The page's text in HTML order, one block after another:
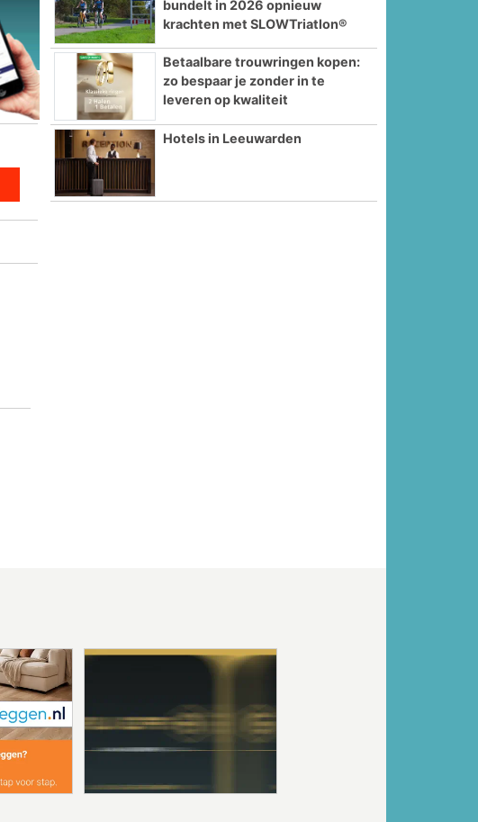
bundelt in 2026 opnieuw
krachten met SLOWTriatlon®
Betaalbare trouwringen kopen:
zo bespaar je zonder in te
leveren op kwaliteit
Hotels in Leeuwarden